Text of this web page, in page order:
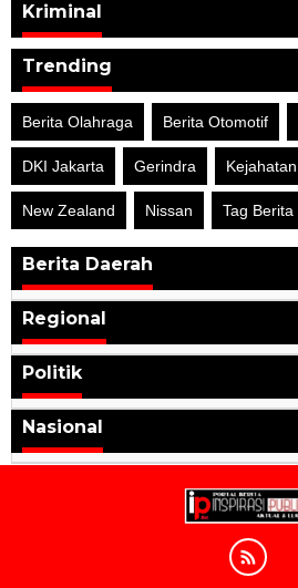
Kriminal
Trending
Berita Olahraga Berita Otomotif
DKI Jakarta Gerindra Kejahatan
New Zealand Nissan Tag Berita
Berita Daerah
Regional
Politik
Nasional